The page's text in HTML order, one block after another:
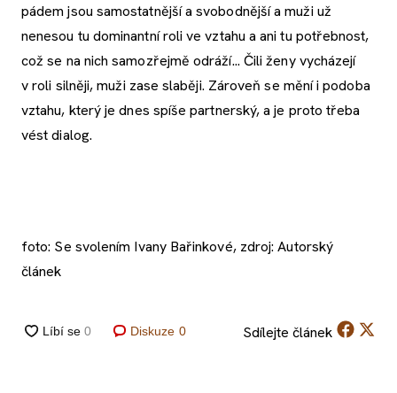
pádem jsou samostatnější a svobodnější a muži už
nenesou tu dominantní roli ve vztahu a ani tu potřebnost,
což se na nich samozřejmě odráží... Čili ženy vycházejí
v roli silněji, muži zase slaběji. Zároveň se mění i podoba
vztahu, který je dnes spíše partnerský, a je proto třeba
vést dialog.
foto: Se svolením Ivany Bařinkové, zdroj: Autorský
článek
Diskuze 0 Sdílejte článek